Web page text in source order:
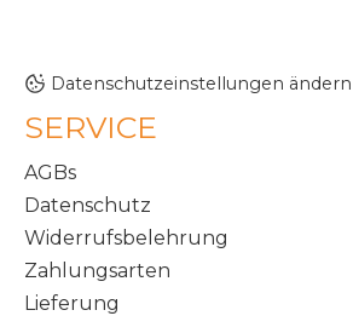
Datenschutzeinstellungen ändern
SERVICE
AGBs
Datenschutz
Widerrufsbelehrung
Zahlungsarten
Lieferung